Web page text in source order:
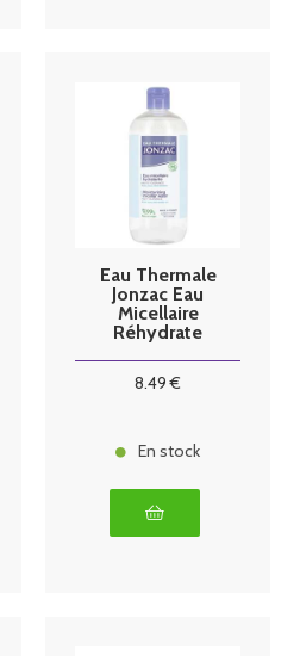
Eau Thermale
Jonzac Eau
Micellaire
Réhydrate
8.49 €
En stock